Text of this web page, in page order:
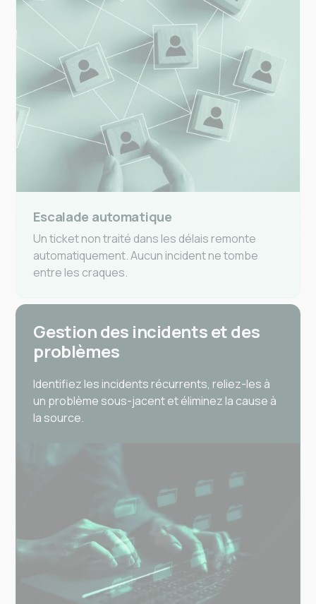
Escalade automatique
Un ticket non traité dans les délais remonte
automatiquement. Aucun incident ne tombe
entre les craques.
Gestion des incidents et des
problèmes
Identifiez les incidents récurrents, reliez-les à
un problème sous-jacent et éliminez la cause à
la source.